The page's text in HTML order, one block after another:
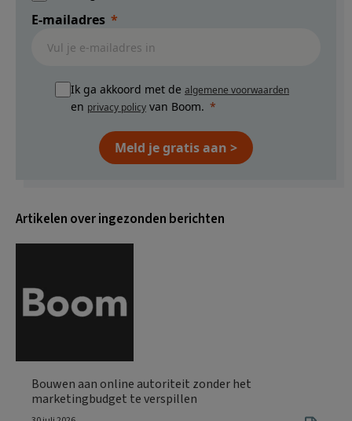
E-mailadres
Ik ga akkoord met de algemene voorwaarden
en privacy policy van Boom.
Meld je gratis aan >
Artikelen over ingezonden berichten
Bouwen aan online autoriteit zonder het
marketingbudget te verspillen